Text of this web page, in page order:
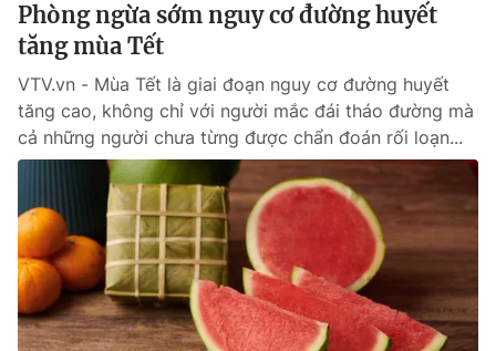
Góc doanh nghiệp
Truyền hình
Phim VTV
Hậu trường
Nhân vật
Giải sao mai
Giải trí
Điện ảnh
Sao
Đời sống
Làm đẹp
Chất lượng cuộc sống
Giáo dục
Tuyển sinh
Học trực tuyến
Công nghệ
Hitech Công nghệ tương lai
Giao lưu trực tuyến
Phòng ngừa sớm nguy cơ đường huyết
tăng mùa Tết
VTV.vn - Mùa Tết là giai đoạn nguy cơ đường huyết
tăng cao, không chỉ với người mắc đái tháo đường mà
cả những người chưa từng được chẩn đoán rối loạn...